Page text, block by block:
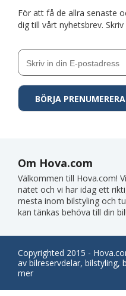
För att få de allra senaste
dig till vårt nyhetsbrev.
Om Hova.com
Välkommen till Hova.com!
nätet och vi har idag ett
mesta inom bilstyling och
kan tänkas behöva till din bil!
Copyrighted 2015 -
av bilreservdelar, bilstyling,
mer